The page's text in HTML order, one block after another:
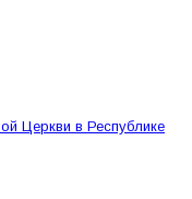
Церкви в Республике